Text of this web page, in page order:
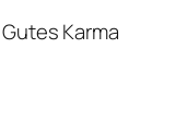
Karma